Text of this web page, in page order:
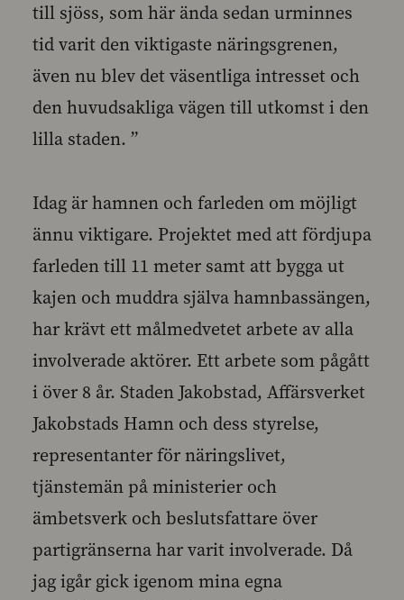
till sjöss, som här ända sedan urminnes
tid varit den viktigaste näringsgrenen,
även nu blev det väsentliga intresset och
den huvudsakliga vägen till utkomst i den
lilla staden. ”
Idag är hamnen och farleden om möjligt
ännu viktigare. Projektet med att fördjupa
farleden till 11 meter samt att bygga ut
kajen och muddra själva hamnbassängen,
har krävt ett målmedvetet arbete av alla
involverade aktörer. Ett arbete som pågått
i över 8 år. Staden Jakobstad, Affärsverket
Jakobstads Hamn och dess styrelse,
representanter för näringslivet,
tjänstemän på ministerier och
ämbetsverk och beslutsfattare över
partigränserna har varit involverade. Då
jag igår gick igenom mina egna